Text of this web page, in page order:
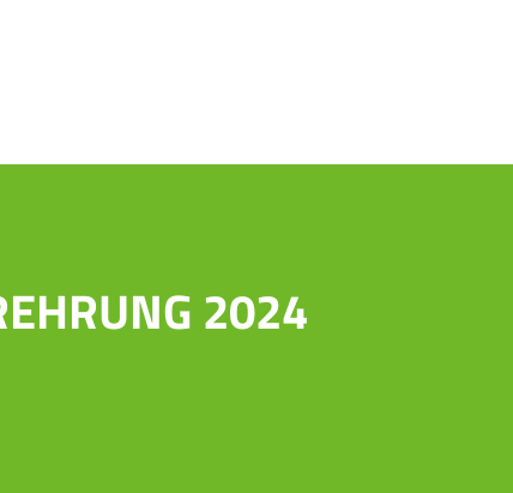
2024